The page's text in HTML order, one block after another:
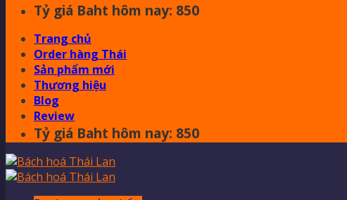
Tỷ giá Baht hôm nay: 850
Trang chủ
Order hàng Thái
Sản phẩm mới
Thương hiệu
Blog
Review
Tỷ giá Baht hôm nay: 850